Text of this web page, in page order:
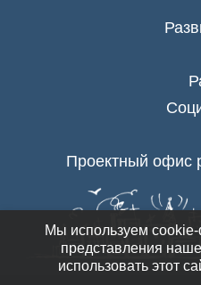
Проектный офис
Мы используем
представления
использовать этот